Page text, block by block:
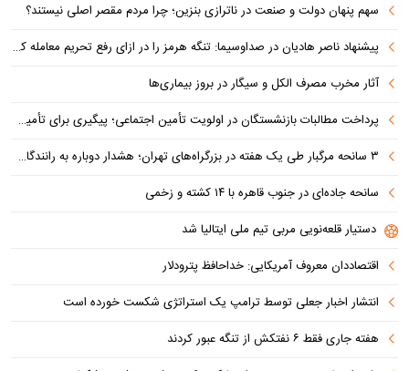
سهم پنهان دولت و صنعت در ناترازی بنزین؛ چرا مردم مقصر اصلی نیستند؟
پیشنهاد ناصر هادیان در صداوسیما: تنگه هرمز را در ازای رفع تحریم معامله کنیم
آثار مخرب مصرف الکل و سیگار در بروز بیماری‌ها
پرداخت مطالبات بازنشستگان در اولویت تأمین اجتماعی؛ پیگیری برای تأمین منابع ادامه دارد
۳ سانحه مرگبار طی یک هفته در بزرگراه‌های تهران؛ هشدار دوباره به رانندگان و عابران
سانحه جاده‌ای در جنوب قاهره با ۱۴ کشته و زخمی
دستیار قلعه‌نویی مربی تیم ملی ایتالیا شد
اقتصاددان معروف آمریکایی: خداحافظ پترودلار
انتشار اخبار جعلی توسط ترامپ یک استراتژی شکست خورده است
هفته جاری فقط ۶ نفتکش از تنگه عبور کردند